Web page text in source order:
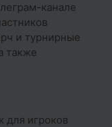
канале
и турнирные
также
для игроков